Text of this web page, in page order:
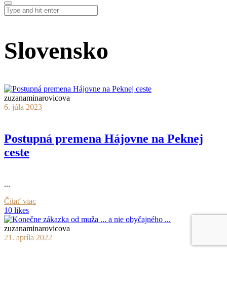
Slovensko
zuzanaminarovicova
6. júla 2023
Postupná premena Hájovne na Peknej
ceste
...
Čítať viac
10 likes
zuzanaminarovicova
21. apríla 2022